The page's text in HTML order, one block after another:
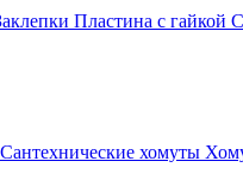
Пластина с гайкой
Сантехнические хомуты